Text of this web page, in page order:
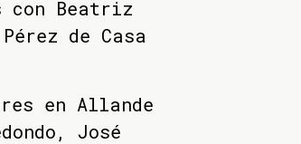
con Beatriz
de Casa
en Allande
José